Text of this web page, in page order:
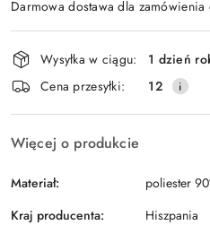
Darmowa dostawa dla zamówienia
Dostępność
i
dostawa
Wysyłka w ciągu:
1 dzień
Cena przesyłki:
12
Więcej o produkcie
Materiał:
poliester
Kraj producenta:
Hiszpania